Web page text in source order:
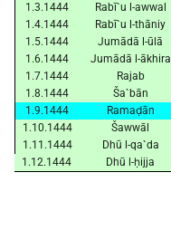
1.3.1444
Rabī`u l-awwal
1.4.1444
Rabī`u l-thāniy
1.5.1444
Jumādā l-ūlā
1.6.1444
Jumādā l-ākhira
1.7.1444
Rajab
1.8.1444
Ša`bān
1.9.1444
Ramaḍān
1.10.1444
Šawwāl
1.11.1444
Dhū l-qa`da
1.12.1444
Dhū l-ḥijja